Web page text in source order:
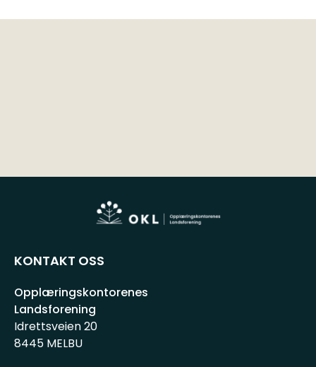
KONTAKT OSS
Opplæringskontorenes
Landsforening
Idrettsveien 20
8445 MELBU